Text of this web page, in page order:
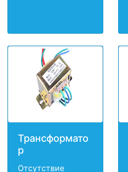
Трансформато
р
Отсутствие